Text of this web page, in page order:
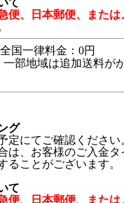
て
便、日本郵便、また
国一律料金：0円
一部地域は追加送料が
グ
定にてご確認ください
は、お客様のご入金タ
ることがございます。
て
便、日本郵便、また